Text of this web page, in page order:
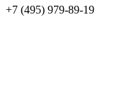
+7 (495) 979-89-19